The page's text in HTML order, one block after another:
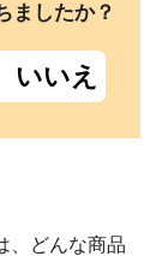
ましたか？
いいえ
、どんな商品